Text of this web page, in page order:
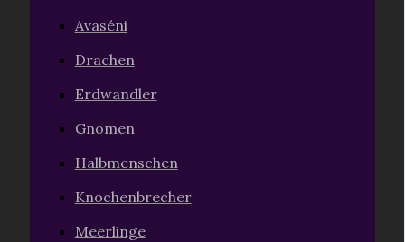
Avaséni
Drachen
Erdwandler
Gnomen
Halbmenschen
Knochenbrecher
Meerlinge